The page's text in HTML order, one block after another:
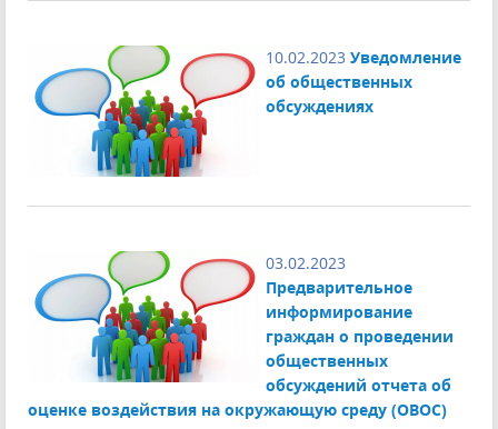
10.02.2023 Уведомление
об общественных
обсуждениях
03.02.2023
Предварительное
информирование
граждан о проведении
общественных
обсуждений отчета об
оценке воздействия на окружающую среду (ОВОС)